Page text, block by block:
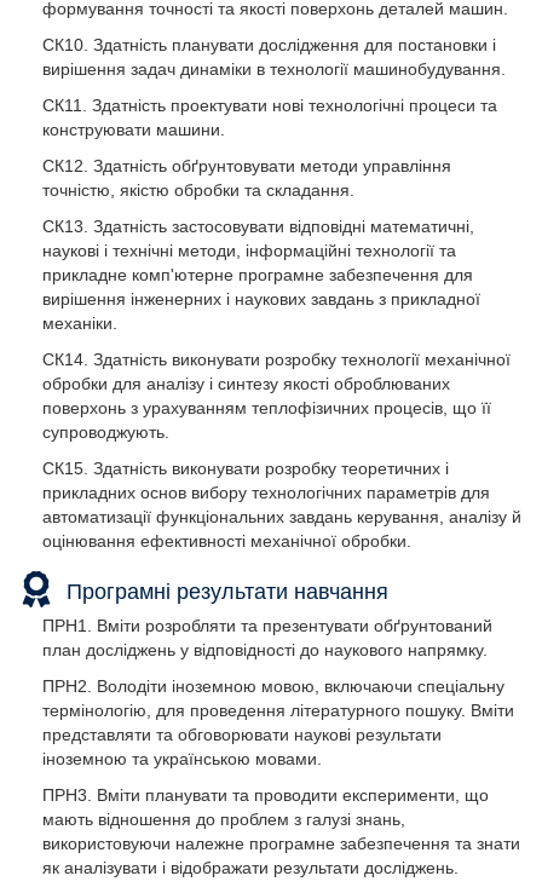
формування точності та якості поверхонь деталей машин.
СК10. Здатність планувати дослідження для постановки і
вирішення задач динаміки в технології машинобудування.
СК11. Здатність проектувати нові технологічні процеси та
конструювати машини.
СК12. Здатність обґрунтовувати методи управління
точністю, якістю обробки та складання.
СК13. Здатність застосовувати відповідні математичні,
наукові і технічні методи, інформаційні технології та
прикладне комп'ютерне програмне забезпечення для
вирішення інженерних і наукових завдань з прикладної
механіки.
СК14. Здатність виконувати розробку технології механічної
обробки для аналізу і синтезу якості оброблюваних
поверхонь з урахуванням теплофізичних процесів, що її
супроводжують.
СК15. Здатність виконувати розробку теоретичних і
прикладних основ вибору технологічних параметрів для
автоматизації функціональних завдань керування, аналізу й
оцінювання ефективності механічної обробки.
Програмні результати навчання
ПРН1. Вміти розробляти та презентувати обґрунтований
план досліджень у відповідності до наукового напрямку.
ПРН2. Володіти іноземною мовою, включаючи спеціальну
термінологію, для проведення літературного пошуку. Вміти
представляти та обговорювати наукові результати
іноземною та українською мовами.
ПРН3. Вміти планувати та проводити експерименти, що
мають відношення до проблем з галузі знань,
використовуючи належне програмне забезпечення та знати
як аналізувати і відображати результати досліджень.